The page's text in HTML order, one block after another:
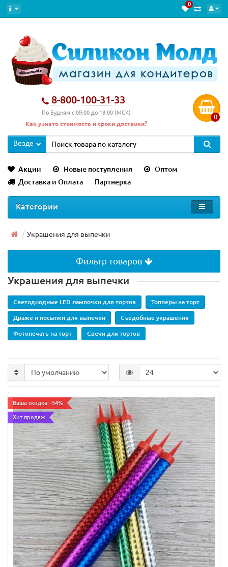
0
8-800-100-31-33
По Будням с 09:00 до 18:00 (МСК)
Как узнать стоимость и сроки доставки?
0
Везде
Акции Новые поступления
Оптом
Доставка и Оплата
Партнерка
Категории
Украшения для выпечки
Фильтр товаров
Украшения для выпечки
Светодиодные LED лампочки для тортов Топперы на торт
Драже и посыпки для выпечки Съедобные украшения
Фотопечать на торт Свечи для тортов
Ваша скидка: -54%
Хит продаж